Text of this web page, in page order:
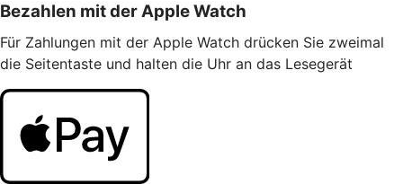
Bezahlen mit der Apple Watch
Für Zahlungen mit der Apple Watch drücken Sie zweimal
die Seitentaste und halten die Uhr an das Lesegerät